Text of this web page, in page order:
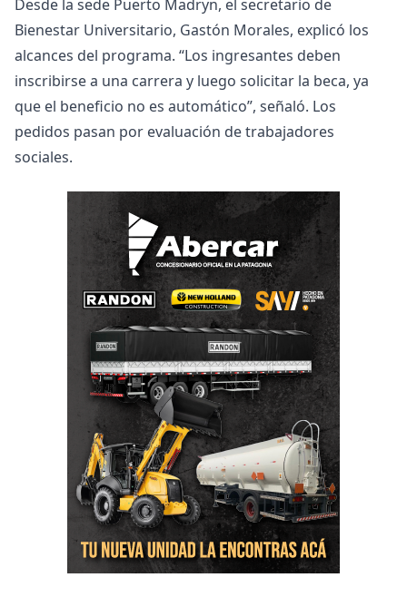
Desde la sede Puerto Madryn, el secretario de
Bienestar Universitario, Gastón Morales, explicó los
alcances del programa. “Los ingresantes deben
inscribirse a una carrera y luego solicitar la beca, ya
que el beneficio no es automático”, señaló. Los
pedidos pasan por evaluación de trabajadores
sociales.